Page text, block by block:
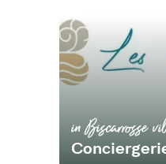
in Biscarrosse